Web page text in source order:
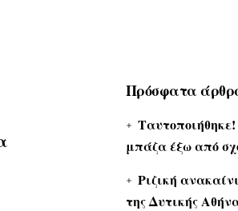
Πρόσφατα
μπάζα έξω από
Ριζική
της Δυτικής